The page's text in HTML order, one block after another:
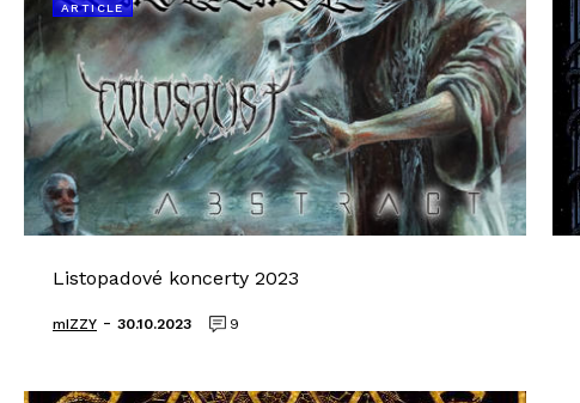
ARTICLE
Listopadové koncerty 2023
mIZZY - 30.10.2023 9